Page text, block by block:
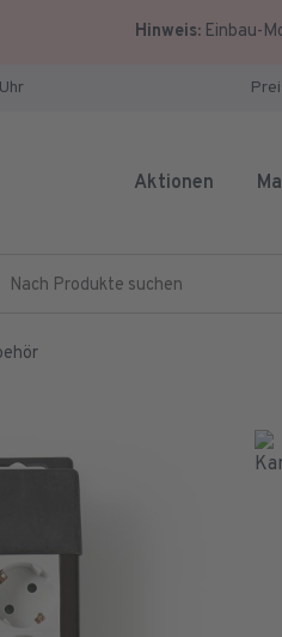
Hinweis:Einbau-
Aktionen
Produkte suchen